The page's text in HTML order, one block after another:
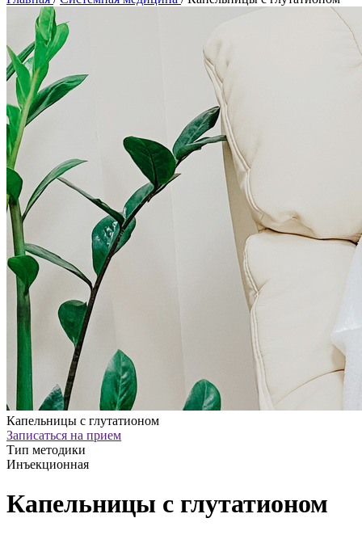
Капельницы с глутатионом
Записаться на прием
Тип методики
Инъекционная
Капельницы с глутатионом